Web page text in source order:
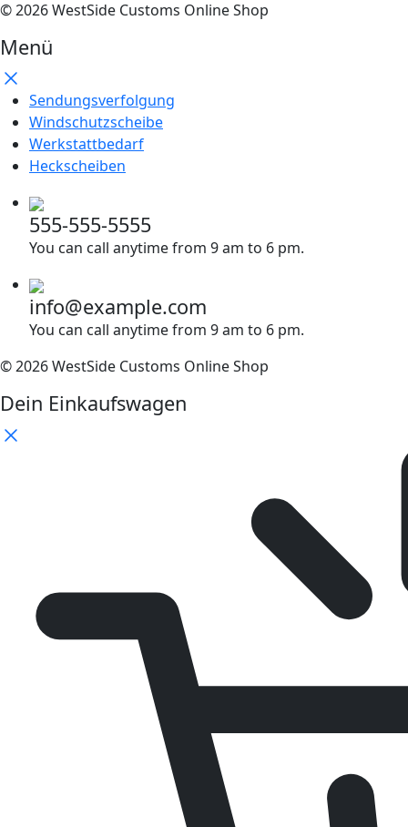
© 2026 WestSide Customs Online Shop
Menü
Sendungsverfolgung
Windschutzscheibe
Werkstattbedarf
Heckscheiben
555-555-5555
You can call anytime from 9 am to 6 pm.
info@example.com
You can call anytime from 9 am to 6 pm.
© 2026 WestSide Customs Online Shop
Dein Einkaufswagen